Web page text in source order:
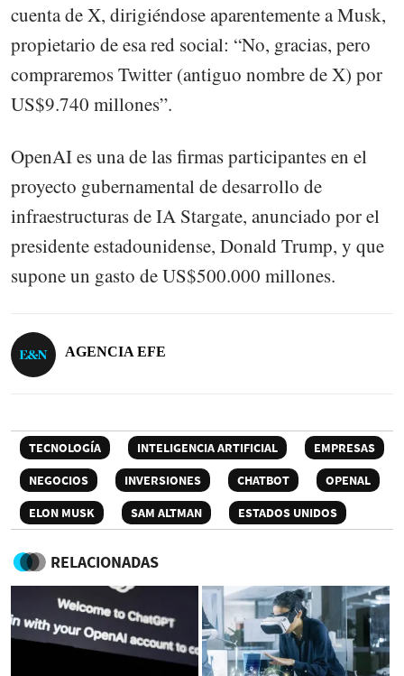
cuenta de X, dirigiéndose aparentemente a Musk,
propietario de esa red social: “No, gracias, pero
compraremos Twitter (antiguo nombre de X) por
US$9.740 millones”.
OpenAI es una de las firmas participantes en el
proyecto gubernamental de desarrollo de
infraestructuras de IA Stargate, anunciado por el
presidente estadounidense, Donald Trump, y que
supone un gasto de US$500.000 millones.
AGENCIA EFE
TECNOLOGÍA INTELIGENCIA ARTIFICIAL
EMPRESAS
NEGOCIOS
INVERSIONES CHATBOT
OPENAL
ELON MUSK
SAM ALTMAN ESTADOS UNIDOS
RELACIONADAS